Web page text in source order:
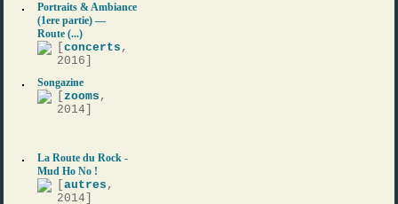
Portraits & Ambiance
(1ere partie) —
Route (...)
[concerts ,
2016]
Songazine
[zooms ,
2014]
La Route du Rock -
Mud Ho No !
[autres ,
2014]